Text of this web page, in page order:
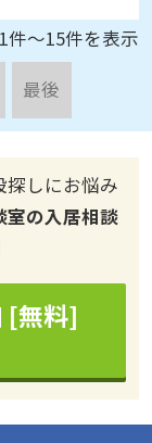
最後
探しにお悩み
無料]